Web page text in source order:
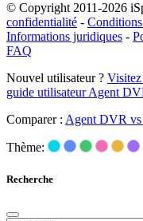
© Copyright 2011-2026
confidentialité -
Informations juridiques -
FAQ
Nouvel utilisateur ? Visitez
guide utilisateur Agent
Comparer : Agent DVR
Thème:
Recherche